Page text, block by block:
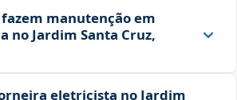
manutenção em
no Jardim Santa Cruz,
eletricista no Jardim